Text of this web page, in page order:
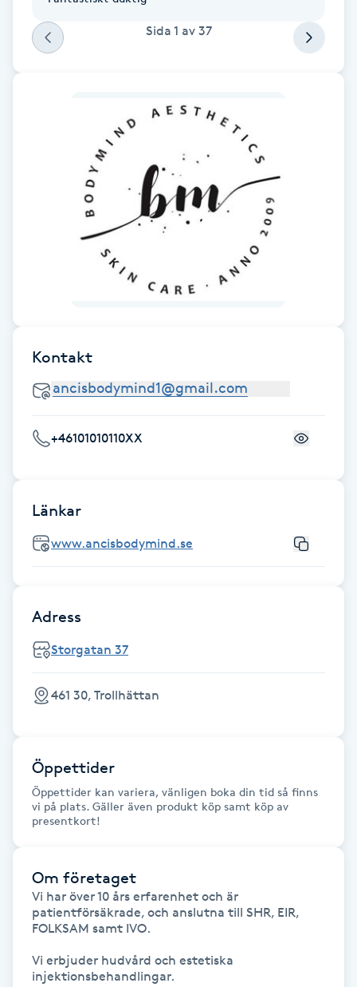
Fransborttagning
Fransfärgning
Fransförlängning
Fransförlängning Megavolym
Fransförlängning Volym
Fransrengöring
Friskvård
Friskvårdsmassage
Funktionsanalys
Färgning
Föning
Gel naglar
Gelenaglar
Gellack
Gellack med förstärkning
Gravidmassage
Sida 1 av 37
Kontakt
+46101010110XX
Länkar
www.ancisbodymind.se
Adress
Storgatan 37
461 30, Trollhättan
Öppettider
Öppettider kan variera, vänligen boka din tid så finns
vi på plats. Gäller även produkt köp samt köp av
presentkort!
Om företaget
Vi har över 10 års erfarenhet och är
patientförsäkrade, och anslutna till SHR, EIR,
FOLKSAM samt IVO.
Vi erbjuder hudvård och estetiska
injektionsbehandlingar.